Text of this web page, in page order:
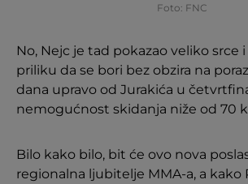
Foto: FNC
No, Nejc je tad pokazao veliko srce
priliku da se bori bez obzira na
dana upravo od Jurakića u
nemogućnost skidanja niže od 70
Bilo kako bilo, bit će ovo nova
regionalna ljubitelje MMA-a, a kako